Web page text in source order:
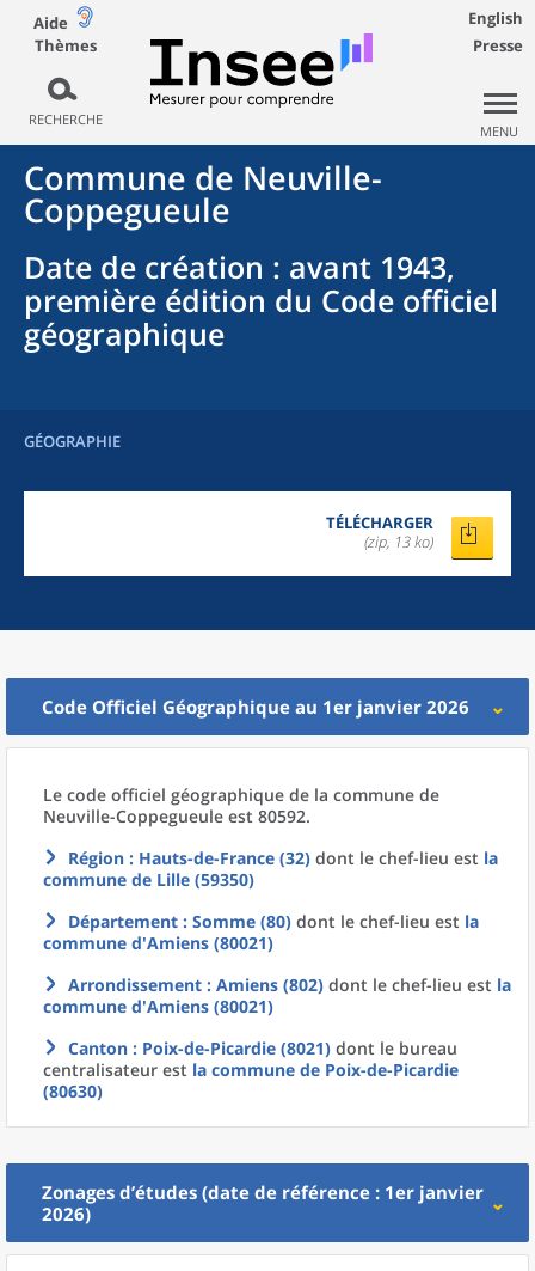
Aide
Thèmes
RECHERCHE
English
Presse
MENU
Commune de Neuville-
Coppegueule
Date de création : avant 1943,
première édition du Code officiel
géographique
GÉOGRAPHIE
TÉLÉCHARGER
(zip, 13 ko)
Code Officiel Géographique au 1er janvier 2026
Le code officiel géographique de la commune de
Neuville-Coppegueule est 80592.
Région : Hauts-de-France (32) dont le chef-lieu est la
commune de Lille (59350)
Département : Somme (80) dont le chef-lieu est la
commune d'Amiens (80021)
Arrondissement : Amiens (802) dont le chef-lieu est la
commune d'Amiens (80021)
Canton : Poix-de-Picardie (8021) dont le bureau
centralisateur est la commune de Poix-de-Picardie
(80630)
Zonages d’études (date de référence : 1er janvier
2026)